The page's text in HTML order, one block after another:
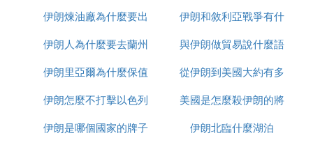
強彼此之間的聯系。這種聯系不僅體現在官方層面，
還體現在民間層面，如學生交流、學術合作、文化交
流項目等。
更是一場文化和政治的對話。通過這種對話，兩國之
間的了解和相互理解得以加深，為未來合作奠定了基
多少
伊朗煉油廠為什麼要出
售
伊朗和敘利亞戰爭有什
麼區別
伊朗人為什麼要去蘭州
與伊朗做貿易說什麼語
種
伊朗里亞爾為什麼保值
從伊朗到美國大約有多
少千米
伊朗怎麼不打擊以色列
美國是怎麼殺伊朗的將
軍的
伊朗是哪個國家的牌子
伊朗北臨什麼湖泊